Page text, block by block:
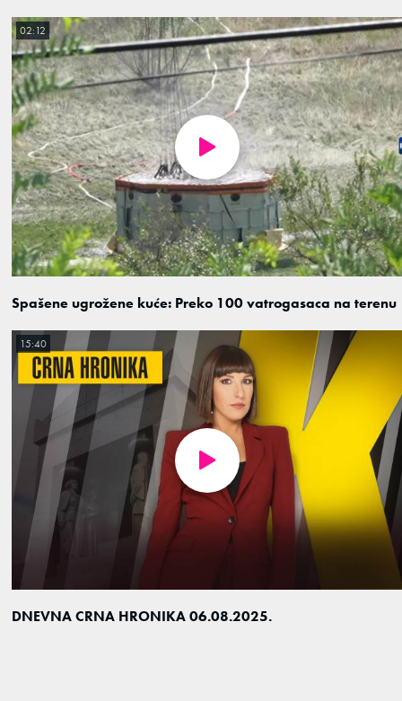
Spašene ugrožene kuće: Preko 100 vatrogasaca na terenu
02:12
DNEVNA CRNA HRONIKA 06.08.2025.
15:40